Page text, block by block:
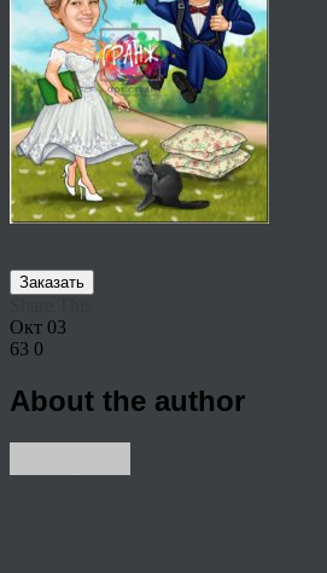
Заказать
Окт 03
63 0
About the author